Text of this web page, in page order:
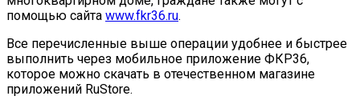
помощью сайта www.fkr36.ru.
Все перечисленные выше операции удобнее и быстрее
выполнить через мобильное приложение ФКР36,
которое можно скачать в отечественном магазине
приложений RuStore.